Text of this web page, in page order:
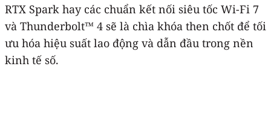
RTX Spark hay các chuẩn kết nối siêu tốc Wi-Fi 7
và Thunderbolt™ 4 sẽ là chìa khóa then chốt để tối
ưu hóa hiệu suất lao động và dẫn đầu trong nền
kinh tế số.